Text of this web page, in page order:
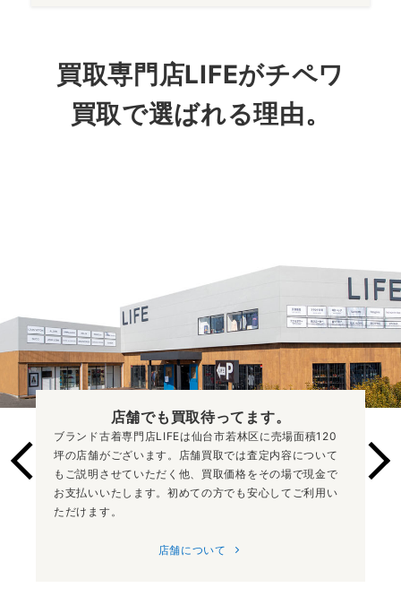
買取専門店LIFEがチペワ
買取で選ばれる理由。
店舗でも買取待ってます。
ブランド古着専門店LIFEは仙台市若林区に売場面積120
坪の店舗がございます。店舗買取では査定内容について
もご説明させていただく他、買取価格をその場で現金で
お支払いいたします。初めての方でも安心してご利用い
ただけます。
店舗について